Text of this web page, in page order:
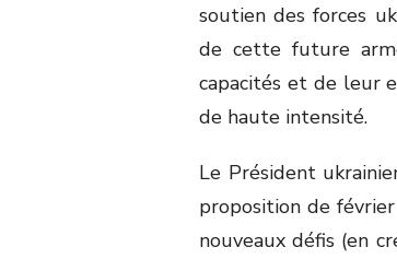
soutien des forces
de cette future
capacités et de leur
de haute intensité.
Le Président
proposition de
nouveaux défis (en